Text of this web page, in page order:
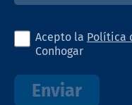
Acepto la Política
Conhogar
Enviar